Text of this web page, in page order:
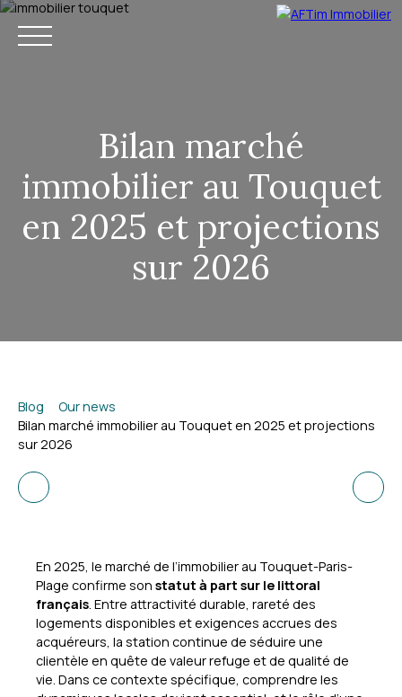
BUY NEW ESTIMATE RENT RENTAL MANAGEMENT
BOOK YOUR HOLIDAY
Bilan marché
immobilier au Touquet
en 2025 et projections
sur 2026
Blog
Our news
Bilan marché immobilier au Touquet en 2025 et projections
sur 2026
En 2025, le marché de l’immobilier au Touquet-Paris-
Plage confirme son statut à part sur le littoral
français . Entre attractivité durable, rareté des
logements disponibles et exigences accrues des
acquéreurs, la station continue de séduire une
clientèle en quête de valeur refuge et de qualité de
vie. Dans ce contexte spécifique, comprendre les